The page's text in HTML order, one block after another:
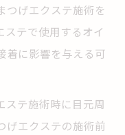
つげエクステ施術を
ステで使用するオイ
着に影響を与える可
ステ施術時に目元周
げエクステの施術前